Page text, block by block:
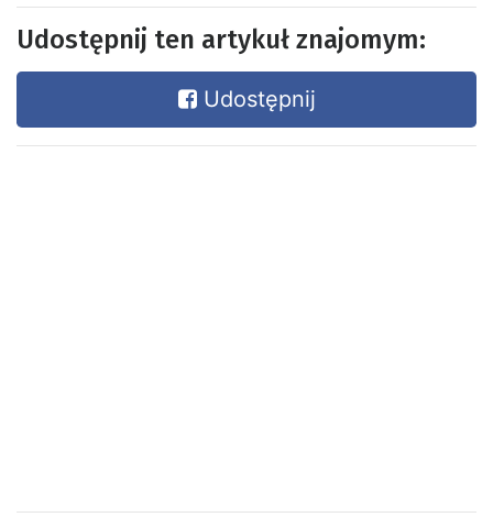
Udostępnij ten artykuł znajomym:
Udostępnij